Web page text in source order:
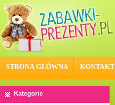
STRONA GŁÓWNA KONTAKT
Kategorie